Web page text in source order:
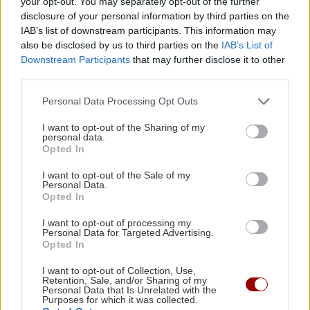
disclosure of your personal information by third parties on the
IAB’s list of downstream participants. This information may
also be disclosed by us to third parties on the IAB’s List of
Downstream Participants that may further disclose it to other
Personal Data Processing Opt Outs
I want to opt-out of the Sharing of my
personal data.
Opted In
I want to opt-out of the Sale of my
Personal Data.
Opted In
I want to opt-out of processing my
Personal Data for Targeted Advertising.
Opted In
I want to opt-out of Collection, Use,
Retention, Sale, and/or Sharing of my
Personal Data that Is Unrelated with the
Purposes for which it was collected.
19:43
ΕΛΛΑΔΑ
Συνελήφθη 37χρονος στο αεροδρόμιο «Ελ.
Βενιζέλος» με 4 μαχαίρια και δύο ψαλίδια
κλαδέματος
19:38
ΚΡΗΤΗ
Ρέθυμνο: 19 κτίρια κρίθηκαν ακατάλληλα μετά
ζημιών
19:32
ΣΠΙΤΙ
Πλυντήριο: Μπορούν να πλένονται μαζί οι
πετσέτες κουζίνας και μπάνιου;
ΕΛΛΑΔΑ
ΠΕΡΙΣΣΟΤΕΡΑ
BUSINESS
CrediaBank: Ισχυρή κερδοφορία στα
οικονομικά αποτελέσματα Α'
εξαμήνου 2026
ΟΙΚΟΝΟΜΙΑ
ΓΣΕΕ: Τι ισχύει για τους μισθούς
ιδιωτικών υπαλλήλων τον
Δεκαπενταύγουστο